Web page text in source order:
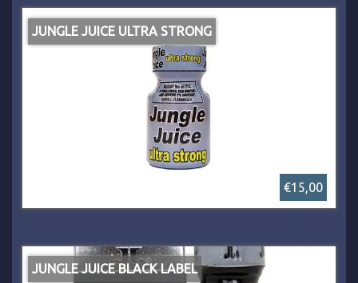
JUNGLE JUICE ULTRA STRONG
€15,00
JUNGLE JUICE BLACK LABEL